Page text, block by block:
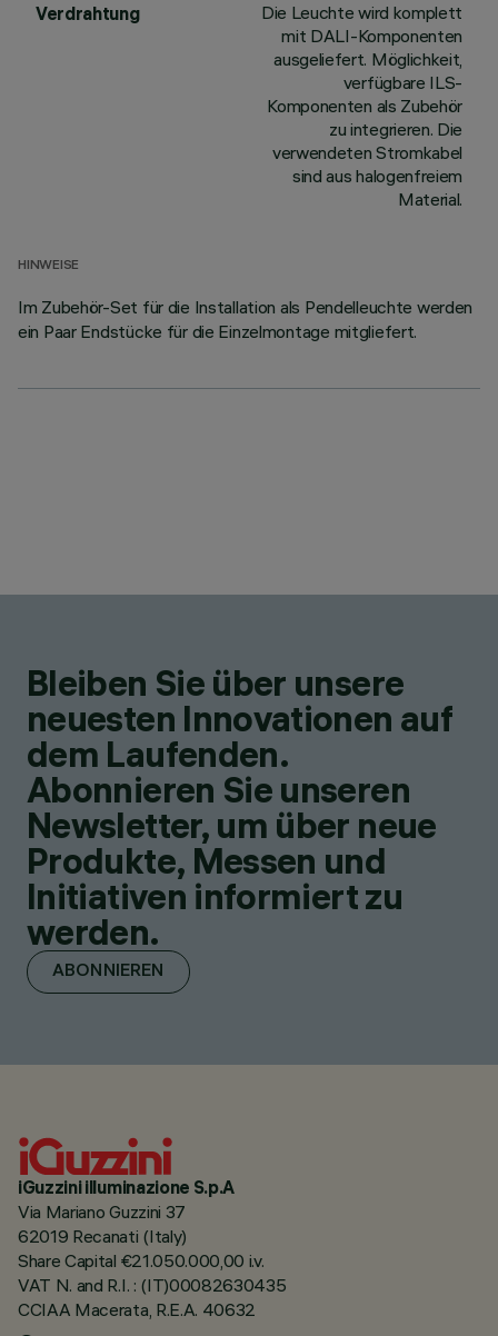
Verdrahtung
Die Leuchte wird komplett
mit DALI-Komponenten
ausgeliefert. Möglichkeit,
verfügbare ILS-
Komponenten als Zubehör
zu integrieren. Die
verwendeten Stromkabel
sind aus halogenfreiem
Material.
HINWEISE
Im Zubehör-Set für die Installation als Pendelleuchte werden
ein Paar Endstücke für die Einzelmontage mitgliefert.
Bleiben Sie über unsere
neuesten Innovationen auf
dem Laufenden.
Abonnieren Sie unseren
Newsletter, um über neue
Produkte, Messen und
Initiativen informiert zu
werden.
ABONNIEREN
iGuzzini illuminazione S.p.A
Via Mariano Guzzini 37
62019 Recanati (Italy)
Share Capital €21.050.000,00 i.v.
VAT N. and R.I. : (IT)00082630435
CCIAA Macerata, R.E.A. 40632